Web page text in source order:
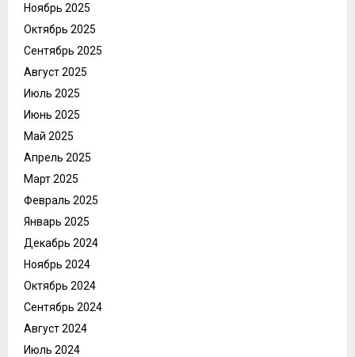
Ноябрь 2025
Октябрь 2025
Сентябрь 2025
Август 2025
Июль 2025
Июнь 2025
Май 2025
Апрель 2025
Март 2025
Февраль 2025
Январь 2025
Декабрь 2024
Ноябрь 2024
Октябрь 2024
Сентябрь 2024
Август 2024
Июль 2024